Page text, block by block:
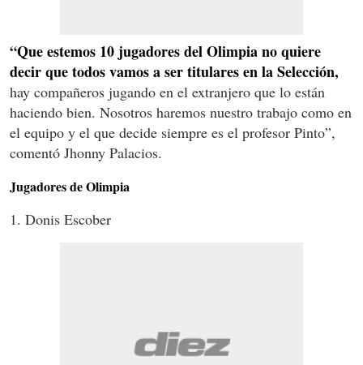
“Que estemos 10 jugadores del Olimpia no quiere
decir que todos vamos a ser titulares en la Selección,
hay compañeros jugando en el extranjero que lo están
haciendo bien. Nosotros haremos nuestro trabajo como en
el equipo y el que decide siempre es el profesor Pinto”,
comentó Jhonny Palacios.
Jugadores de Olimpia
1. Donis Escober